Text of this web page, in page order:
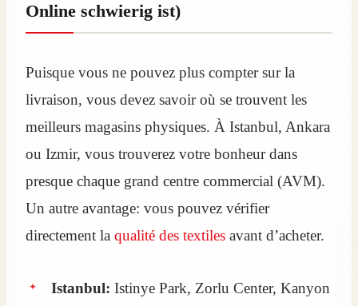
Online schwierig ist)
Puisque vous ne pouvez plus compter sur la
livraison, vous devez savoir où se trouvent les
meilleurs magasins physiques. À Istanbul, Ankara
ou Izmir, vous trouverez votre bonheur dans
presque chaque grand centre commercial (AVM).
Un autre avantage: vous pouvez vérifier
directement la qualité des textiles avant d’acheter.
Istanbul: Istinye Park, Zorlu Center, Kanyon